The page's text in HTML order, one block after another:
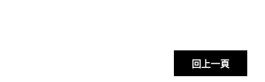
回上一頁